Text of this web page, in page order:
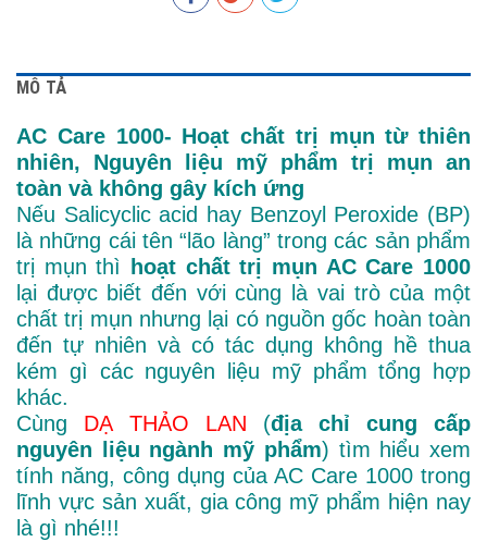
MÔ TẢ
AC Care 1000- Hoạt chất trị mụn từ thiên
nhiên, Nguyên liệu mỹ phẩm trị mụn an
toàn và không gây kích ứng
Nếu Salicyclic acid hay Benzoyl Peroxide (BP)
là những cái tên “lão làng” trong các sản phẩm
trị mụn thì
hoạt chất trị mụn AC Care 1000
lại được biết đến với cùng là vai trò của một
chất trị mụn nhưng lại có nguồn gốc hoàn toàn
đến tự nhiên và có tác dụng không hề thua
kém gì các nguyên liệu mỹ phẩm tổng hợp
khác.
Cùng DẠ THẢO LAN (địa chỉ cung cấp
nguyên liệu ngành mỹ phẩm) tìm hiểu xem
tính năng, công dụng của AC Care 1000 trong
lĩnh vực sản xuất, gia công mỹ phẩm hiện nay
là gì nhé!!!